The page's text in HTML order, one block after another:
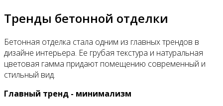
Тренды бетонной отделки
Бетонная отделка стала одним из главных трендов в
дизайне интерьера. Ее грубая текстура и натуральная
цветовая гамма придают помещению современный и
стильный вид.
Главный тренд - минимализм